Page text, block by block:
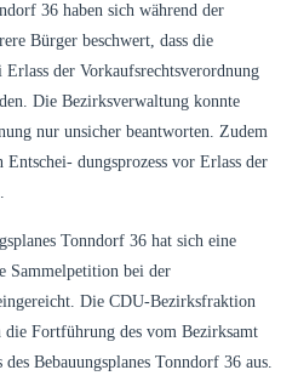
36 haben sich während der
Bürger beschwert, dass die
der Vorkaufsrechtsverordnung
Die Bezirksverwaltung konnte
nur unsicher beantworten. Zudem
dungsprozess vor Erlass der
Tonndorf 36 hat sich eine
Sammelpetition bei der
Die CDU-Bezirksfraktion
die Fortführung des vom Bezirksamt
Bebauungsplanes Tonndorf 36 aus.